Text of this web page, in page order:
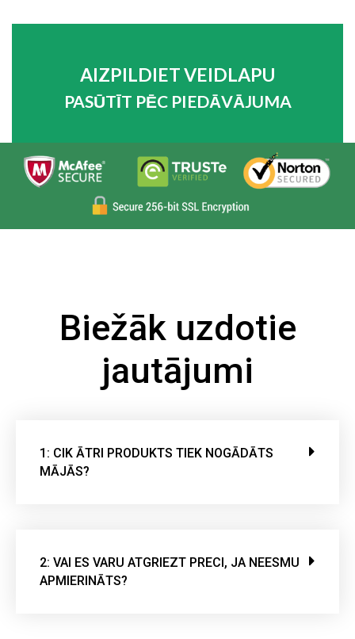
AIZPILDIET VEIDLAPU
PASŪTĪT PĒC PIEDĀVĀJUMA
Biežāk uzdotie
jautājumi
1: CIK ĀTRI PRODUKTS TIEK NOGĀDĀTS
MĀJĀS?
2: VAI ES VARU ATGRIEZT PRECI, JA NEESMU
APMIERINĀTS?